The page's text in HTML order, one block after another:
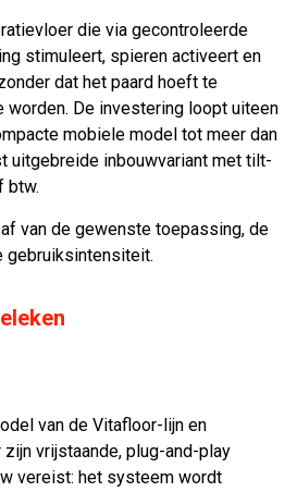
die via gecontroleerde
stimuleert, spieren activeert en
dat het paard hoeft te
De investering loopt uiteen
mobiele model tot meer dan
uitgebreide inbouwvariant met tilt-
btw.
van de gewenste toepassing, de
gebruiksintensiteit.
van de Vitafloor-lijn en
vrijstaande, plug-and-play
vereist: het systeem wordt